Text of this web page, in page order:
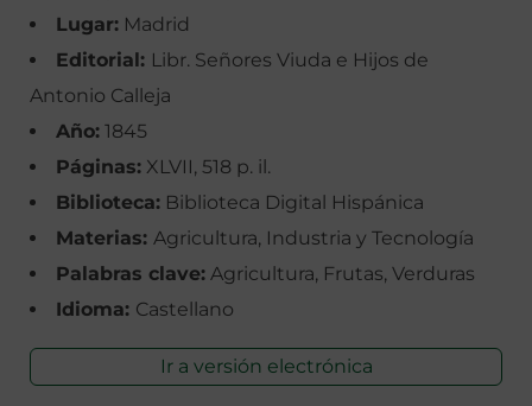
Lugar: Madrid
Editorial: Libr. Señores Viuda e Hijos de
Antonio Calleja
Año: 1845
Páginas: XLVII, 518 p. il.
Biblioteca: Biblioteca Digital Hispánica
Materias: Agricultura, Industria y Tecnología
Palabras clave: Agricultura, Frutas, Verduras
Idioma: Castellano
Ir a versión electrónica